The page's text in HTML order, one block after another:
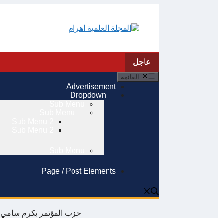
عاجل
القائمة
Advertisement
Dropdown
Page / Post Elements